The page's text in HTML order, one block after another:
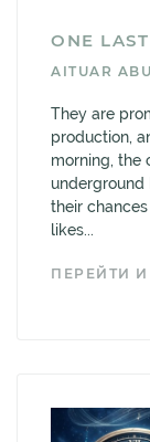
ONE
AITUAR
They are
production,
morning, the
their
likes...
ПЕРЕЙТИ И